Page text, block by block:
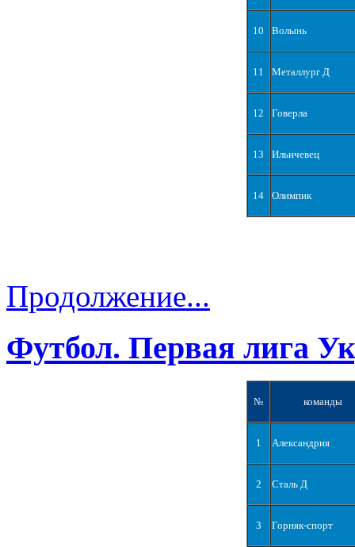
10 Волынь
11 Металлург Д
12 Говерла
13 Ильичевец
14 Олимпик
Продолжение...
Футбол. Первая лига
№ команды
1 Александрия
2 Сталь Д
3 Горняк-спорт